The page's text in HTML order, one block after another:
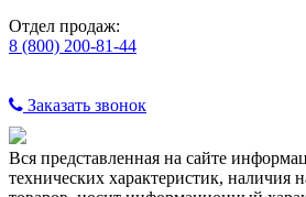
Отдел продаж:
8 (800) 200-81-44
Заказать звонок
Вся представленная на сайте
технических характеристик, наличия